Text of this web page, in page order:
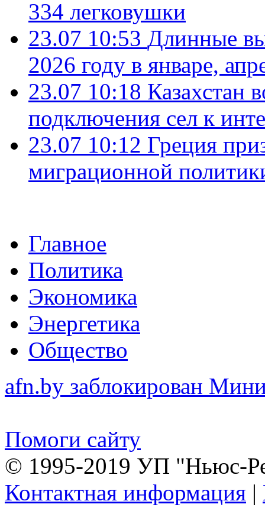
334 легковушки
23.07 10:53 Длинные
2026 году в январе,
23.07 10:18 Казахстан
подключения сел к
23.07 10:12 Греция
миграционной
Главное
Политика
Экономика
Энергетика
Общество
afn.by заблокирован
Помоги сайту
© 1995-2019 УП "Ньюс-
Контактная информация |